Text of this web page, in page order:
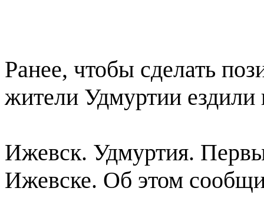
Ранее, чтобы сделать
жители Удмуртии ездили
Ижевск. Удмуртия.
Ижевске. Об этом